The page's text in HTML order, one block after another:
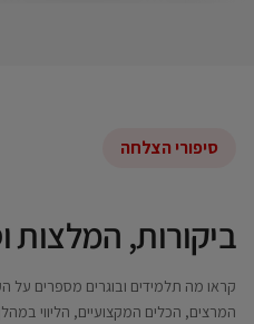
סיפורי הצלחה
ביקורות, המלצות
קראו מה תלמידים ובוגרים מספרים על
המרצים, הכלים המקצועיים, הליווי